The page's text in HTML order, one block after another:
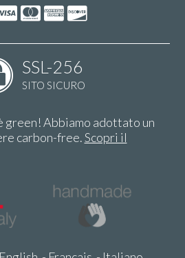
SSL-256
SITO SICURO
green! Abbiamo adottato un
carbon-free.Scopri il